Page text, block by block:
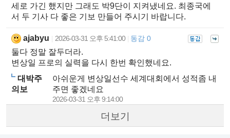
세로 가긴 했지만 그래도 박9단이 지켜냈네요. 최종국에
서 두 기사 다 좋은 기보 만들어 주시기 바랍니다.
ajabyu 2026-03-31 오후 5:41:00 동감 0
둘다 정말 잘두더라.
변상일 프로의 실력을 다시 한번 확인했네요.
대박주
의보
아쉬운게 변상일선수 세계대회에서 성적좀 내
주면 좋겠네요
2026-03-31 오후 9:14:00
더보기